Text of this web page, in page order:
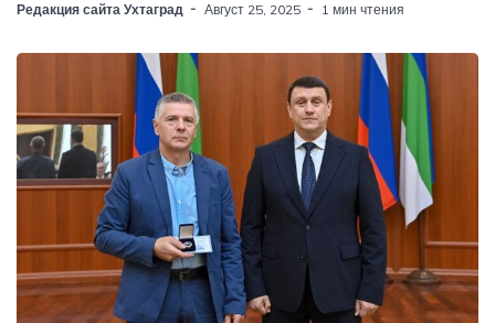
Редакция сайта Ухтаград Август 25, 2025 1 мин чтения